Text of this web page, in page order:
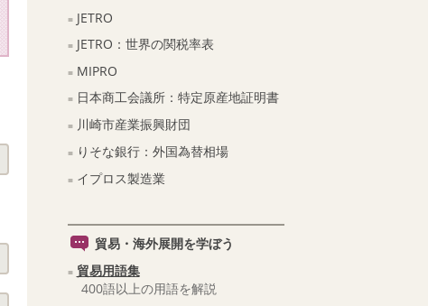
JETRO
JETRO：世界の関税率表
MIPRO
日本商工会議所：特定原産地証明書
川崎市産業振興財団
りそな銀行：外国為替相場
イプロス製造業
貿易・海外展開を学ぼう
貿易用語集
400語以上の用語を解説